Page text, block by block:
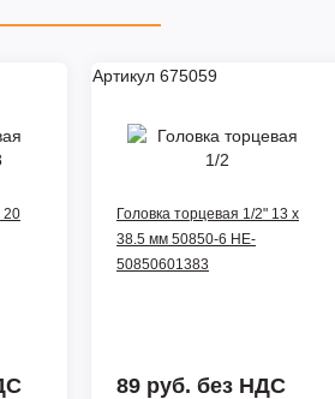
20
Артикул 675059
Головка торцевая 1/2" 13 x
38.5 мм 50850-6 HE-
50850601383
89 руб. без НДС